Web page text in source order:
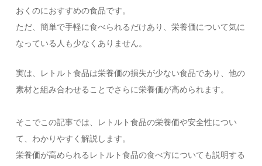
おくのにおすすめの食品です。
ただ、簡単で手軽に食べられるだけあり、栄養価について気に
なっている人も少なくありません。
実は、レトルト食品は栄養価の損失が少ない食品であり、他の
素材と組み合わせることでさらに栄養価が高められます。
そこでこの記事では、レトルト食品の栄養価や安全性につい
て、わかりやすく解説します。
栄養価が高められるレトルト食品の食べ方についても説明する